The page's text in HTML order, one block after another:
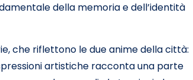
della memoria e dell’identità
che riflettono le due anime della città:
artistiche racconta una parte